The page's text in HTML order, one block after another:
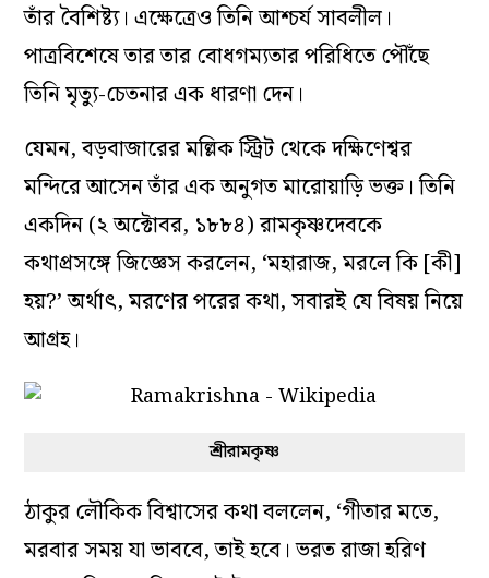
তাঁর বৈশিষ্ট্য। এক্ষেত্রেও তিনি আশ্চর্য সাবলীল।
পাত্রবিশেষে তার তার বোধগম্যতার পরিধিতে পৌঁছে
তিনি মৃত্যু-চেতনার এক ধারণা দেন।
যেমন, বড়বাজারের মল্লিক স্ট্রিট থেকে দক্ষিণেশ্বর
মন্দিরে আসেন তাঁর এক অনুগত মারোয়াড়ি ভক্ত। তিনি
একদিন (২ অক্টোবর, ১৮৮৪) রামকৃষ্ণদেবকে
কথাপ্রসঙ্গে জিজ্ঞেস করলেন, ‘মহারাজ, মরলে কি [কী]
হয়?’ অর্থাৎ, মরণের পরের কথা, সবারই যে বিষয় নিয়ে
আগ্রহ।
শ্রীরামকৃষ্ণ
ঠাকুর লৌকিক বিশ্বাসের কথা বললেন, ‘গীতার মতে,
মরবার সময় যা ভাববে, তাই হবে। ভরত রাজা হরিণ